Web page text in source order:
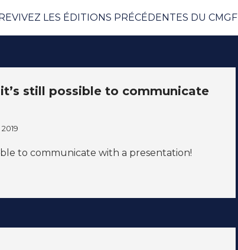
LES ÉDITIONS PRÉCÉDENTES DU CMGF
still possible to communicate
to communicate with a presentation!